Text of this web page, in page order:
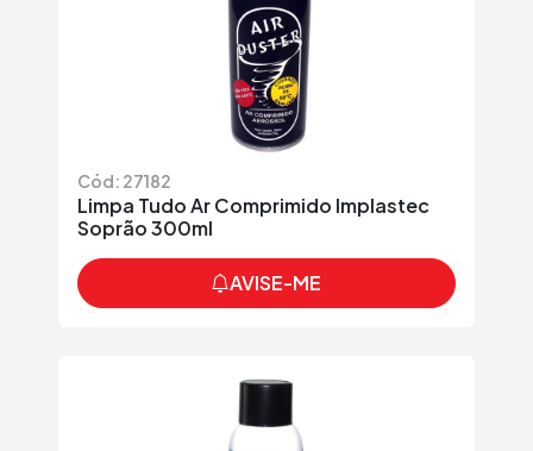
Cód: 27182
Limpa Tudo Ar Comprimido Implastec
Soprão 300ml
AVISE-ME